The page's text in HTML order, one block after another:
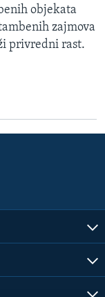
objekata
zajmova
privredni rast.